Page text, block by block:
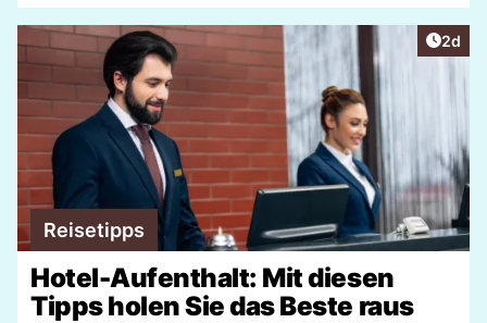
2d
Reisetipps
Hotel-Aufenthalt: Mit diesen
Tipps holen Sie das Beste raus